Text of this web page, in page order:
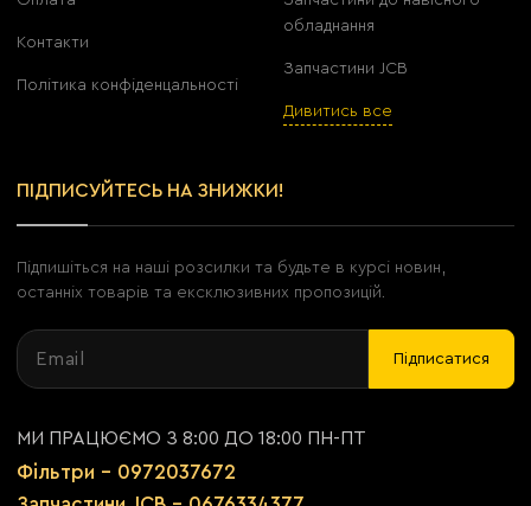
Контакти
Політика конфіденцальності
обладнання
Запчастини JCB
Дивитись все
ПІДПИСУЙТЕСЬ НА ЗНИЖКИ!
Підпишіться на наші розсилки та будьте в курсі новин,
останніх товарів та ексклюзивних пропозицій.
Підписатися
МИ ПРАЦЮЄМО З 8:00 ДО 18:00 ПН-ПТ
Фільтри - 0972037672